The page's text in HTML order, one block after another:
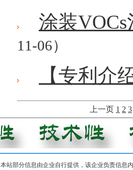
涂装
11-06）
【专利介
上一页 1 2 3
本站部分信息由企业自行提供，该企业负责信息